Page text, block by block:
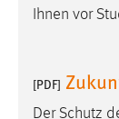
Ihnen vor
[PDF]
Der Schutz
Name:
Zweck: